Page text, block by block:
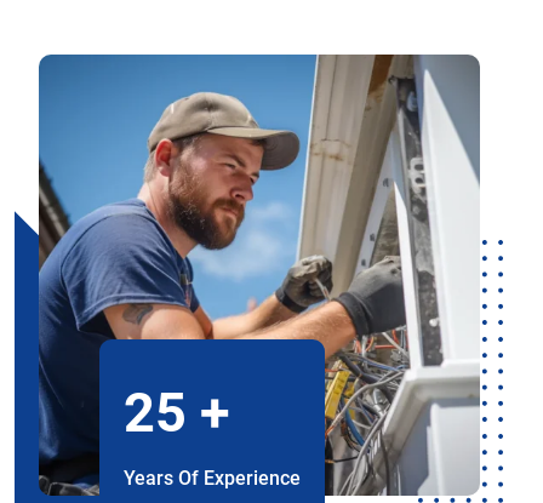
25 +
Years Of Experience